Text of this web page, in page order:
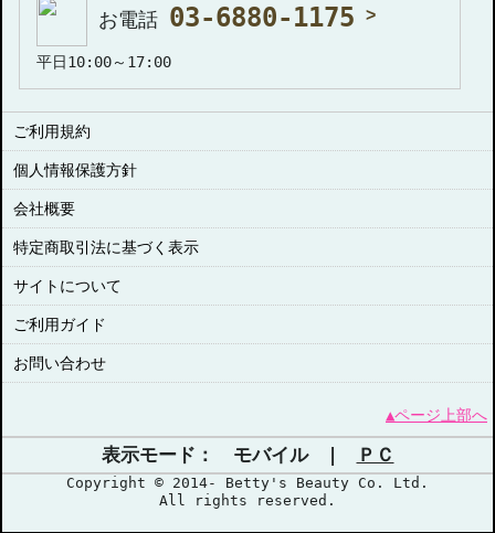
お電話 03-6880-1175
平日10:00～17:00
ご利用規約
個人情報保護方針
会社概要
特定商取引法に基づく表示
サイトについて
ご利用ガイド
お問い合わせ
▲ページ上部へ
表示モード： モバイル | ＰＣ
Copyright © 2014- Betty's Beauty Co. Ltd.
All rights reserved.